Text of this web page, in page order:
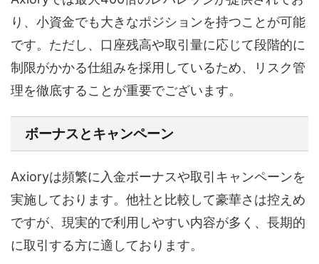
り、小資金でも大きなポジションを持つことが可能
です。ただし、口座残高や取引量に応じて段階的に
制限がかかる仕組みを採用しているため、リスク管
理を徹底することが重要でございます。
ボーナスとキャンペーン
Axioryは頻繁に入金ボーナスや取引キャンペーンを
実施しております。他社と比較して豪華さは控えめ
ですが、現実的で利用しやすい内容が多く、長期的
に取引する方に適しております。